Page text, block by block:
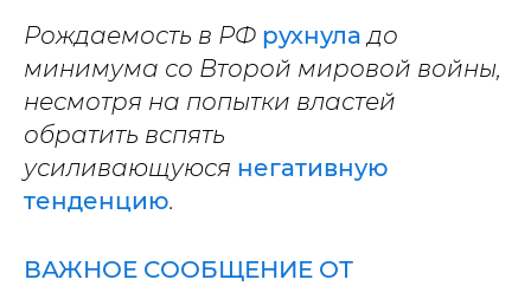
Рождаемость в РФ рухнула до
минимума со Второй мировой войны,
несмотря на попытки властей
обратить вспять
усиливающуюся негативную
тенденцию.
ВАЖНОЕ СООБЩЕНИЕ ОТ